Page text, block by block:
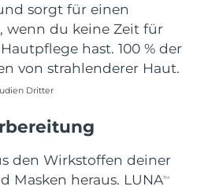
sorgt für einen
wenn du keine Zeit für
hast. 100 % der
von strahlenderer Haut.
Dritter
den Wirkstoffen deiner
Masken heraus. LUNATM
Erwartete Lieferung
Erwartete Lieferung 8/9/26
Erwartete Lieferung